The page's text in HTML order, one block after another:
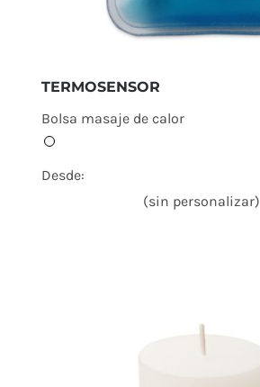
TERMOSENSOR
Bolsa masaje de calor
Desde:
(sin personalizar)